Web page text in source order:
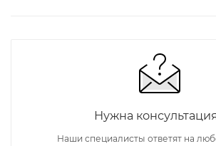
Нужна
Наши специалисты ответят на